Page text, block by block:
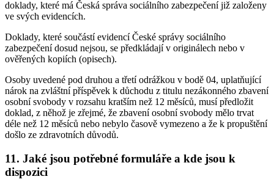
doklady, které má Česká správa sociálního zabezpečení již založeny
ve svých evidencích.
Doklady, které součástí evidencí České správy sociálního
zabezpečení dosud nejsou, se předkládají v originálech nebo v
ověřených kopiích (opisech).
Osoby uvedené pod druhou a třetí odrážkou v bodě 04, uplatňující
nárok na zvláštní příspěvek k důchodu z titulu nezákonného zbavení
osobní svobody v rozsahu kratším než 12 měsíců, musí předložit
doklad, z něhož je zřejmé, že zbavení osobní svobody mělo trvat
déle než 12 měsíců nebo nebylo časově vymezeno a že k propuštění
došlo ze zdravotních důvodů.
11. Jaké jsou potřebné formuláře a kde jsou k
dispozici